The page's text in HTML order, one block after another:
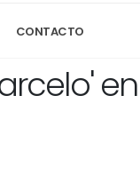
CONTACTO